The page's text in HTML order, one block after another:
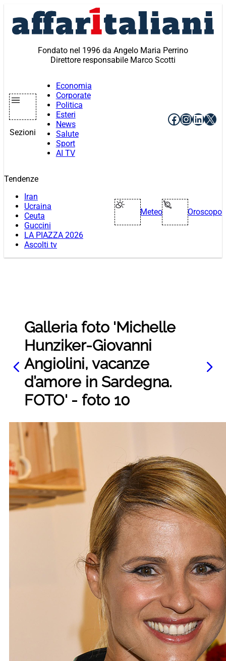
contenuto
Fondato nel 1996 da Angelo Maria Perrino
Direttore responsabile Marco Scotti
Sezioni
Economia
Corporate
Politica
Esteri
News
Salute
Sport
AI TV
Facebook
X
Tendenze
Iran
Ucraina
Ceuta
Guccini
LA PIAZZA 2026
Ascolti tv
Meteo Oroscopo
Galleria foto 'Michelle
Hunziker-Giovanni
Angiolini, vacanze
d’amore in Sardegna.
FOTO' - foto 10